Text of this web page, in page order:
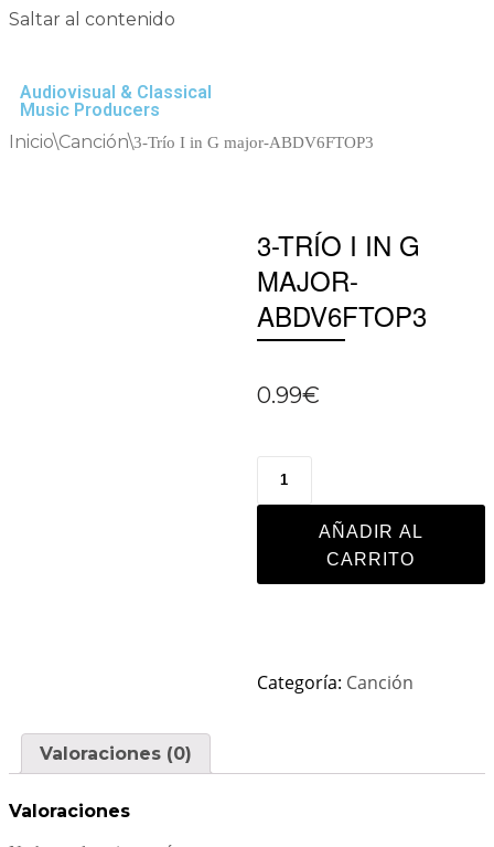
Saltar al contenido
Audiovisual & Classical
Music Producers
Inicio\Canción\3-Trío I in G major-ABDV6FTOP3
3-TRÍO I IN G
MAJOR-
ABDV6FTOP3
0.99€
AÑADIR AL
CARRITO
Categoría: Canción
Valoraciones (0)
Valoraciones